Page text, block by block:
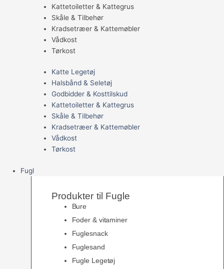
Kattetoiletter & Kattegrus
Skåle & Tilbehør
Kradsetræer & Kattemøbler
Vådkost
Tørkost
Katte Legetøj
Halsbånd & Seletøj
Godbidder & Kosttilskud
Kattetoiletter & Kattegrus
Skåle & Tilbehør
Kradsetræer & Kattemøbler
Vådkost
Tørkost
Fugl
Produkter til Fugle
Bure
Foder & vitaminer
Fuglesnack
Fuglesand
Fugle Legetøj